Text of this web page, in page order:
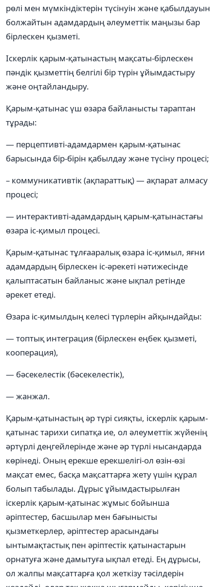
рөлі мен мүмкіндіктерін түсінуін және қабылдауын
болжайтын адамдардың әлеуметтік маңызы бар
бірлескен қызметі.
Іскерлік қарым-қатынастың мақсаты-бірлескен
пәндік қызметтің белгілі бір түрін ұйымдастыру
және оңтайландыру.
Қарым-қатынас үш өзара байланысты тараптан
тұрады:
— перцептивті-адамдармен қарым-қатынас
барысында бір-бірін қабылдау және түсіну процесі;
– коммуникативтік (ақпараттық) — ақпарат алмасу
процесі;
— интерактивті-адамдардың қарым-қатынастағы
өзара іс-қимыл процесі.
Қарым-қатынас тұлғааралық өзара іс-қимыл, яғни
адамдардың бірлескен іс-әрекеті нәтижесінде
қалыптасатын байланыс және ықпал ретінде
әрекет етеді.
Өзара іс-қимылдың келесі түрлерін айқындайды:
— топтық интеграция (бірлескен еңбек қызметі,
кооперация),
— бәсекелестік (бәсекелестік),
— жанжал.
Қарым-қатынастың әр түрі сияқты, іскерлік қарым-
қатынас тарихи сипатқа ие, ол әлеуметтік жүйенің
әртүрлі деңгейлерінде және әр түрлі нысандарда
көрінеді. Оның ерекше ерекшелігі-ол өзін-өзі
мақсат емес, басқа мақсаттарға жету үшін құрал
болып табылады. Дұрыс ұйымдастырылған
іскерлік қарым-қатынас жұмыс бойынша
әріптестер, басшылар мен бағынысты
қызметкерлер, әріптестер арасындағы
ынтымақтастық пен әріптестік қатынастарын
орнатуға және дамытуға ықпал етеді. Ең дұрысы,
ол жалпы мақсаттарға қол жеткізу тәсілдерін